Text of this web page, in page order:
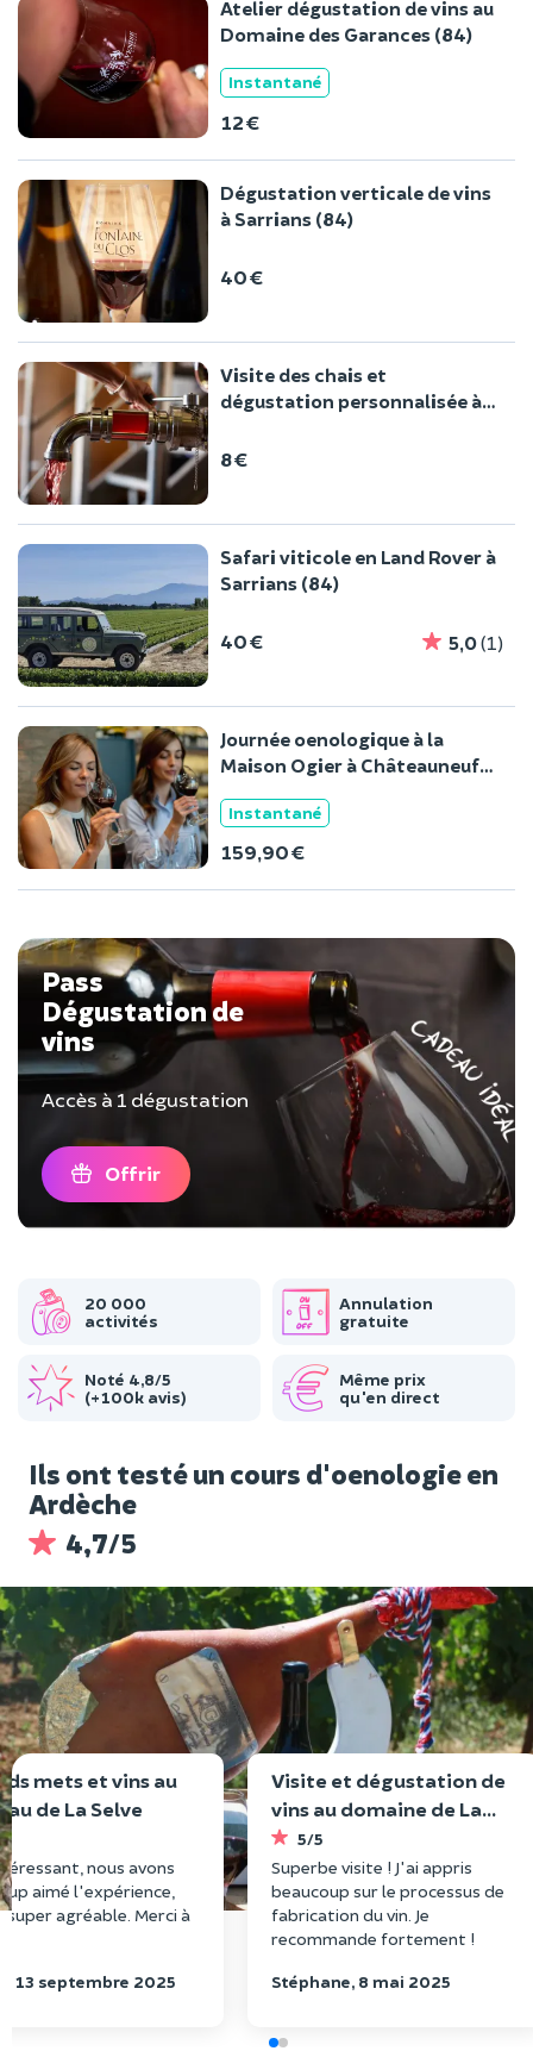
Atelier dégustation de vins au
Domaine des Garances (84)
Instantané
12 €
Dégustation verticale de vins
à Sarrians (84)
40 €
Visite des chais et
dégustation personnalisée à
8 €
Safari viticole en Land Rover à
Sarrians (84)
40 € 5,0(1)
Journée oenologique à la
Maison Ogier à Châteauneuf-
Instantané
159,90 €
Pass
Dégustation de
vins
Accès à 1 dégustation
Offrir
20 000
activités
Annulation
gratuite
Noté 4,8/5
(+100k avis)
Même prix
qu'en direct
Ils ont testé un cours d'oenologie en
Ardèche
4,7/5
mets et vins au
de La Selve
nous avons
aimé l'expérience,
agréable. Merci à
13 septembre 2025
Visite et dégustation de
vins au domaine de La
Selve
5/5
Superbe visite ! J'ai appris
beaucoup sur le processus de
fabrication du vin. Je
recommande fortement !
Stéphane, 8 mai 2025